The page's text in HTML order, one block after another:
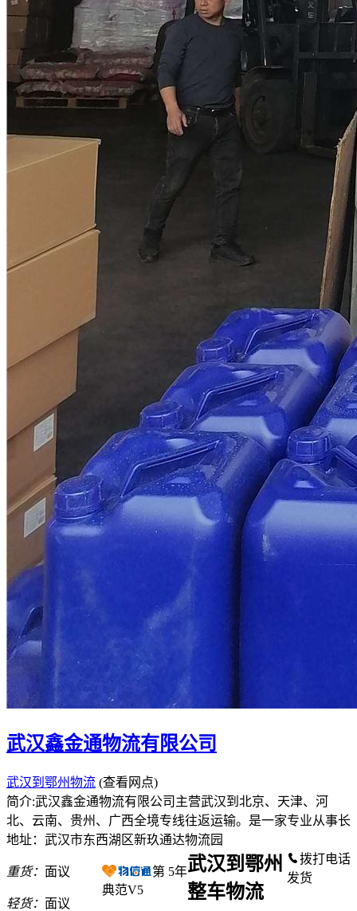
武汉鑫金通物流有限公司
武汉到鄂州物流 (查看网点)
简介:武汉鑫金通物流有限公司主营武汉到北京、天津、河
北、云南、贵州、广西全境专线往返运输。是一家专业从事长
地址：武汉市东西湖区新玖通达物流园
重货： 面议
轻货： 面议
第 5年
典范V5
拨打电话
发货
武汉到鄂州
整车物流